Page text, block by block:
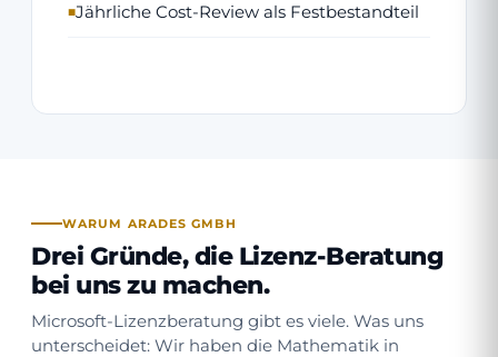
Jährliche Cost-Review als Festbestandteil
WARUM ARADES GMBH
Drei Gründe, die Lizenz-Beratung
bei uns zu machen.
Microsoft-Lizenzberatung gibt es viele. Was uns
unterscheidet: Wir haben die Mathematik in